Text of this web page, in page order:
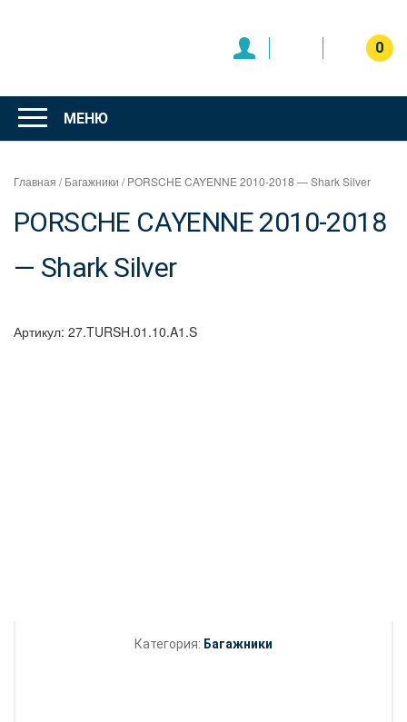
Интернет
магазин
"Can Auto"
0
МЕНЮ
Главная /Багажники / PORSCHE CAYENNE 2010-2018 — Shark Silver
PORSCHE CAYENNE 2010-2018
— Shark Silver
Артикул: 27.TURSH.01.10.A1.S
Категория: Багажники